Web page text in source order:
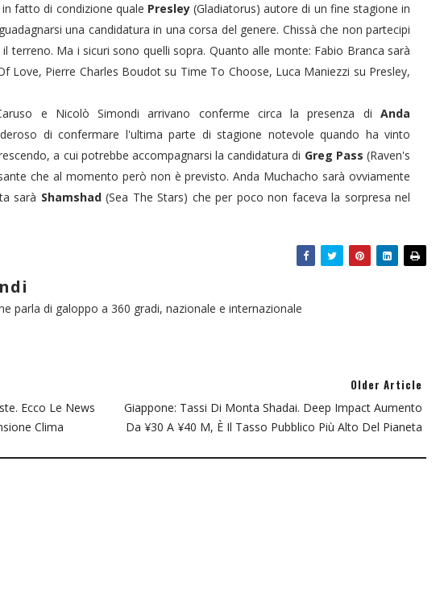
fatto di condizione quale Presley(Gladiatorus) autore di un fine stagione in
una candidatura in una corsa del genere. Chissà che non partecipi
terreno. Ma i sicuri sono quelli sopra. Quanto alle monte: Fabio Branca sarà
Love, Pierre Charles Boudot su Time To Choose, Luca Maniezzi su Presley,
e Nicolò Simondi arrivano conferme circa la presenza di Anda
di confermare l'ultima parte di stagione notevole quando ha vinto
a cui potrebbe accompagnarsi la candidatura di Greg Pass (Raven's
che al momento però non è previsto. Anda Muchacho sarà ovviamente
sarà Shamshad(Sea The Stars) che per poco non faceva la sorpresa nel
parla di galoppo a 360 gradi, nazionale e internazionale
Ecco Le News
Clima
Older Article
Giappone: Tassi Di Monta Shadai. Deep Impact Aumento
Da ¥30 A ¥40 M, È Il Tasso Pubblico Più Alto Del Pianeta